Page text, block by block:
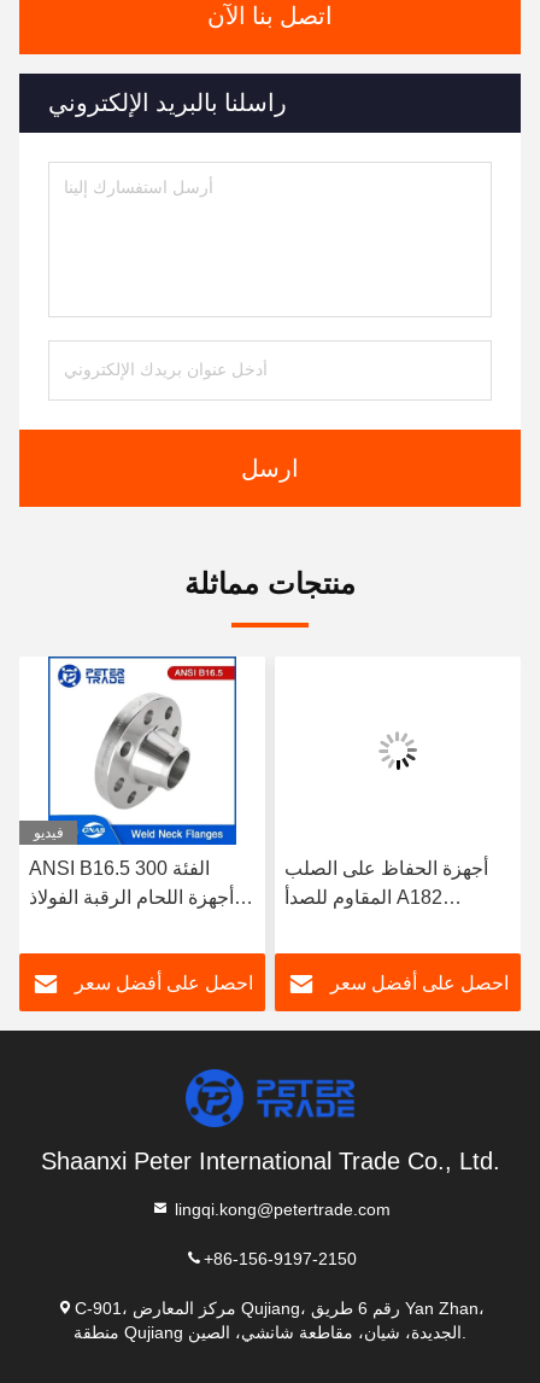
اتصل بنا الآن
راسلنا بالبريد الإلكتروني
ارسل
منتجات مماثلة
فيديو
ANSI B16.5 الفئة 300
أجهزة اللحام الرقبة الفولاذ
304/316L WNRF وجه
مرتفع ووجه مسطح
احصل على أفضل سعر
أجهزة الحفاظ على الصلب
المقاوم للصدأ A182
مرتفع ووجه مسطح ANSI
B16.5 الفئة 150
احصل على أفضل سعر
Shaanxi Peter International Trade Co., Ltd.
lingqi.kong@petertrade.com
+86-156-9197-2150
C-901، مركز المعارض Qujiang، رقم 6 طريق Yan Zhan،